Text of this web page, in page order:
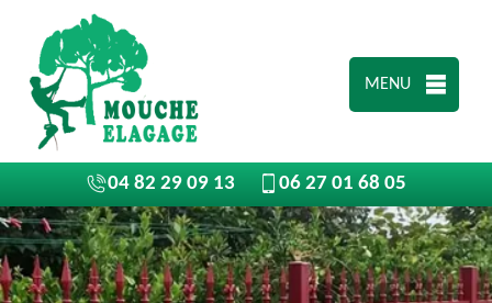
MENU
04 82 29 09 13 06 27 01 68 05